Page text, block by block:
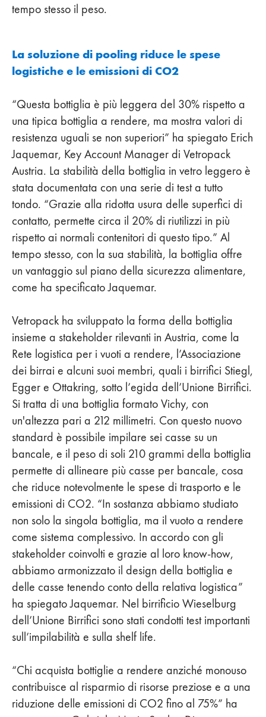
tempo stesso il peso.
La soluzione di pooling riduce le spese
logistiche e le emissioni di CO2
“Questa bottiglia è più leggera del 30% rispetto a
una tipica bottiglia a rendere, ma mostra valori di
resistenza uguali se non superiori” ha spiegato Erich
Jaquemar, Key Account Manager di Vetropack
Austria. La stabilità della bottiglia in vetro leggero è
stata documentata con una serie di test a tutto
tondo. “Grazie alla ridotta usura delle superfici di
contatto, permette circa il 20% di riutilizzi in più
rispetto ai normali contenitori di questo tipo.” Al
tempo stesso, con la sua stabilità, la bottiglia offre
un vantaggio sul piano della sicurezza alimentare,
come ha specificato Jaquemar.
Vetropack ha sviluppato la forma della bottiglia
insieme a stakeholder rilevanti in Austria, come la
Rete logistica per i vuoti a rendere, l’Associazione
dei birrai e alcuni suoi membri, quali i birrifici Stiegl,
Egger e Ottakring, sotto l’egida dell’Unione Birrifici.
Si tratta di una bottiglia formato Vichy, con
un'altezza pari a 212 millimetri. Con questo nuovo
standard è possibile impilare sei casse su un
bancale, e il peso di soli 210 grammi della bottiglia
permette di allineare più casse per bancale, cosa
che riduce notevolmente le spese di trasporto e le
emissioni di CO2. “In sostanza abbiamo studiato
non solo la singola bottiglia, ma il vuoto a rendere
come sistema complessivo. In accordo con gli
stakeholder coinvolti e grazie al loro know-how,
abbiamo armonizzato il design della bottiglia e
delle casse tenendo conto della relativa logistica”
ha spiegato Jaquemar. Nel birrificio Wieselburg
dell’Unione Birrifici sono stati condotti test importanti
sull’impilabilità e sulla shelf life.
“Chi acquista bottiglie a rendere anziché monouso
contribuisce al risparmio di risorse preziose e a una
riduzione delle emissioni di CO2 fino al 75%” ha